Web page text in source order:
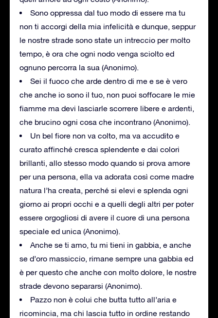
Sono oppressa dal tuo modo di essere ma tu
non ti accorgi della mia infelicità e dunque, seppur
le nostre strade sono state un intreccio per molto
tempo, è ora che ogni nodo venga sciolto ed
ognuno percorra la sua (Anonimo).
Sei il fuoco che arde dentro di me e se è vero
che anche io sono il tuo, non puoi soffocare le mie
fiamme ma devi lasciarle scorrere libere e ardenti,
che brucino ogni cosa che incontrano (Anonimo).
Un bel fiore non va colto, ma va accudito e
curato affinché cresca splendente e dai colori
brillanti, allo stesso modo quando si prova amore
per una persona, ella va adorata così come madre
natura l’ha creata, perché si elevi e splenda ogni
giorno ai propri occhi e a quelli degli altri per poter
essere orgogliosi di avere il cuore di una persona
speciale ed unica (Anonimo).
Anche se ti amo, tu mi tieni in gabbia, e anche
se d’oro massiccio, rimane sempre una gabbia ed
è per questo che anche con molto dolore, le nostre
strade devono separarsi (Anonimo).
Pazzo non è colui che butta tutto all’aria e
ricomincia, ma chi lascia tutto in ordine restando